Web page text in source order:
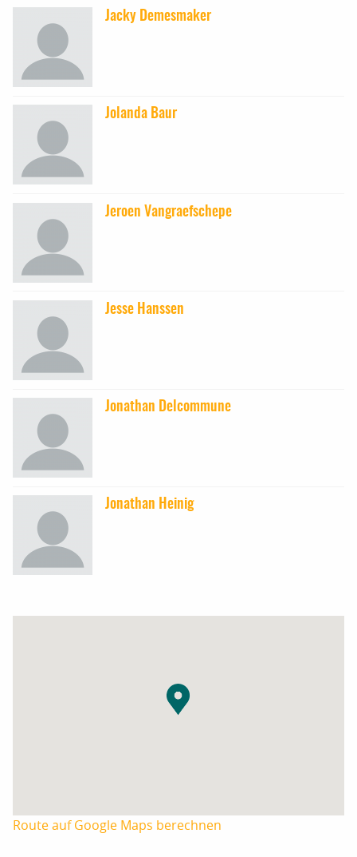
Jacky Demesmaker
Jolanda Baur
Jeroen Vangraefschepe
Jesse Hanssen
Jonathan Delcommune
Jonathan Heinig
Route auf Google Maps berechnen